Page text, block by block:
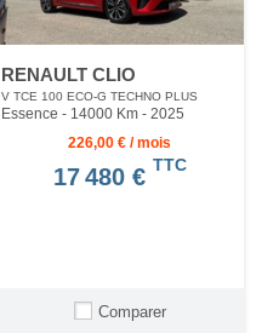
RENAULT CLIO
V TCE 100 ECO-G TECHNO PLUS
Essence - 14000 Km- 2025
226,00 € / mois
17 480 € TTC
Comparer